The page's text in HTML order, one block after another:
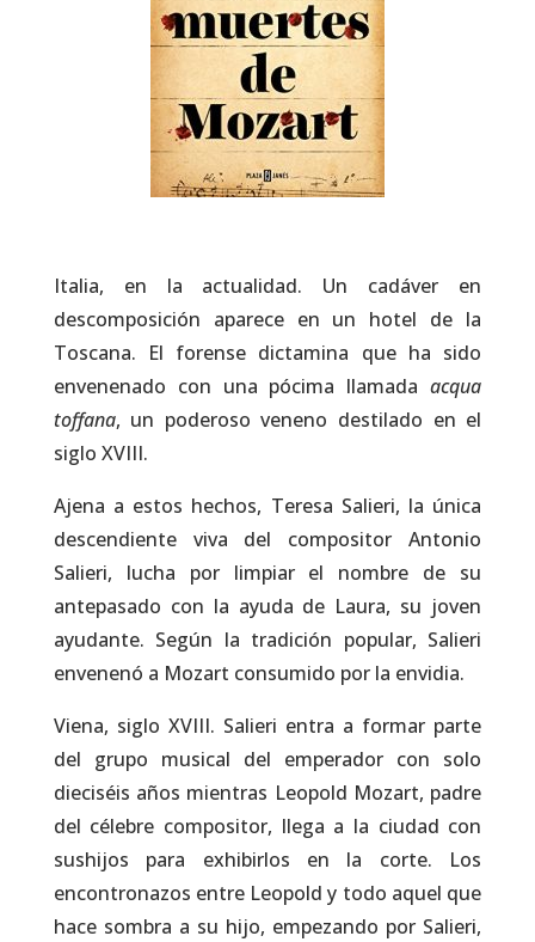
Italia, en la actualidad. Un cadáver en
descomposición aparece en un hotel de la
Toscana. El forense dictamina que ha sido
envenenado con una pócima llamada acqua
toffana, un poderoso veneno destilado en el
siglo XVIII.
Ajena a estos hechos, Teresa Salieri, la única
descendiente viva del compositor Antonio
Salieri, lucha por limpiar el nombre de su
antepasado con la ayuda de Laura, su joven
ayudante. Según la tradición popular, Salieri
envenenó a Mozart consumido por la envidia.
Viena, siglo XVIII. Salieri entra a formar parte
del grupo musical del emperador con solo
dieciséis años mientras Leopold Mozart, padre
del célebre compositor, llega a la ciudad con
sushijos para exhibirlos en la corte. Los
encontronazos entre Leopold y todo aquel que
hace sombra a su hijo, empezando por Salieri,